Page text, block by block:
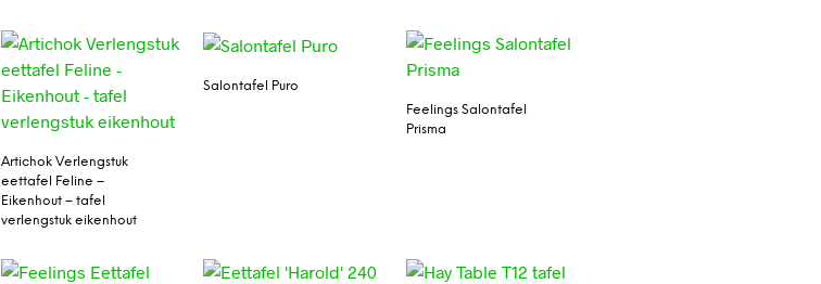
Artichok Verlengstuk
eettafel Feline –
Eikenhout – tafel
verlengstuk eikenhout
Salontafel Puro
Feelings Salontafel
Prisma